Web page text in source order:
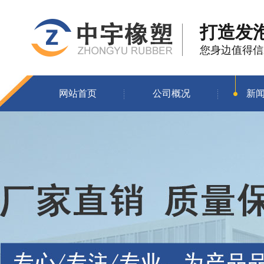
打造发
您身边值得
网站首页 公司概况 新